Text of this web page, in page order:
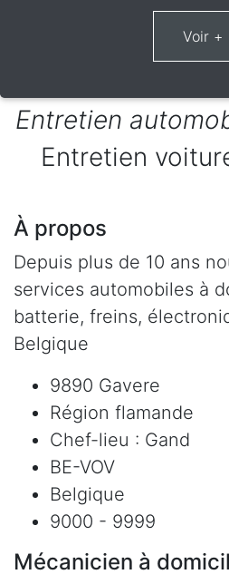
Entretien
Entretien
À propos
Depuis plus de 10 ans
services automobiles à
batterie, freins,
Belgique
9890 Gavere
Région flamande
Chef-lieu : Gand
BE-VOV
Belgique
9000 - 9999
Mécanicien à